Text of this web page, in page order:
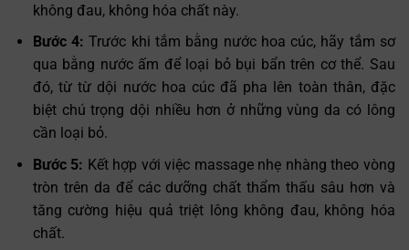
không đau, không hóa chất này.
Bước 4:Trước khi tắm bằng nước hoa cúc, hãy tắm sơ
qua bằng nước ấm để loại bỏ bụi bẩn trên cơ thể. Sau
đó, từ từ dội nước hoa cúc đã pha lên toàn thân, đặc
biệt chú trọng dội nhiều hơn ở những vùng da có lông
cần loại bỏ.
Bước 5: Kết hợp với việc massage nhẹ nhàng theo vòng
tròn trên da để các dưỡng chất thẩm thấu sâu hơn và
tăng cường hiệu quả triệt lông không đau, không hóa
chất.